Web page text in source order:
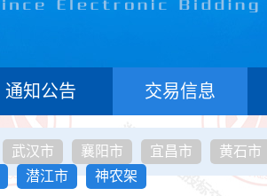
通知公告 交易信息
武汉市 襄阳市 宜昌市
黄石市
潜江市 神农架